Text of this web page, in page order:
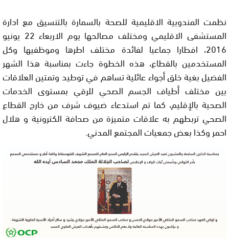
نظمت المندوبية الاقليمية للصحة بالسمارة بالتنسيق مع ادارة
المستشفى الاقليمي ومختلف مصالحها يوم الاربعاء 22 يونيو
2016، افطارا جماعيا لفائدة مختلف اطرها وموظفيها وكل
المستخدمين بالقطاع، هذه الخطوة جاءت بمناسبة هذا الشهر
الفضيل بغية خلق أجواء عائلية تساهم في توطيد وتمتين العلاقات
بين مختلف أطياف الجسم الصحي للرقي بمستوى الخدمات
الصحية بالإقليم، كما تم استدعاء ضيوف شرف من خارج القطاع
الصحي تربطهم به علاقات متميزة من صحافة الكترونية و هلال
احمر وكذا بعض جمعيات المجتمع المدني.